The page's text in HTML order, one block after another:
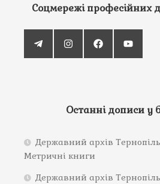
Соцмережі професійних
Останні дописи у
Державний архів
Метричні книги
Державний архів